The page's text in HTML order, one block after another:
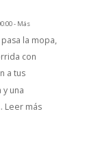
- Más
la mopa,
con
a tus
una
Leer más